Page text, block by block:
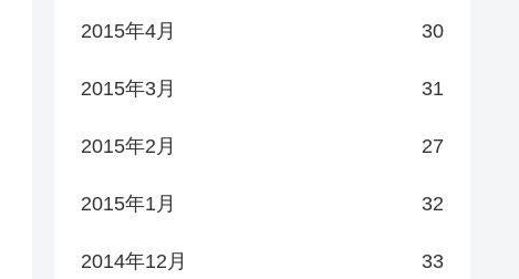
2015年4月 30
2015年3月 31
2015年2月 27
2015年1月 32
2014年12月 33